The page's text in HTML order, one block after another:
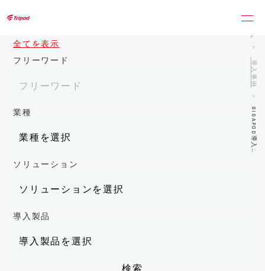
ホーム
導入事例
GIGAPOD導入…
全てを表示
フリーワード
業種
ソリューション
導入製品